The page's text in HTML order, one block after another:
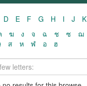
D E F G H I J K
ฆ ง จ ฉ ช ซ ฌ
ส ห ฬ อ ฮ